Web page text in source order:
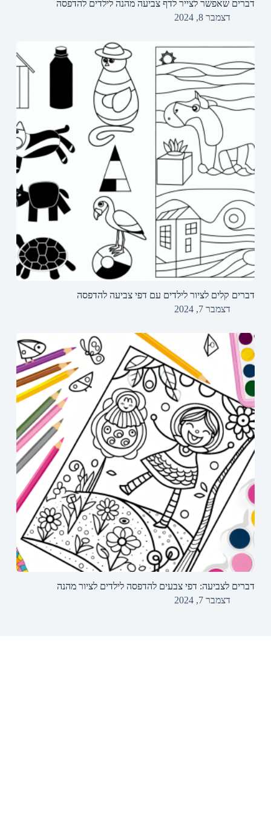
דברים שאפשר לצייר לדף צביעה מהנה לילדים להדפסה
דצמבר 8, 2024
דברים קלים לציור לילדים עם דפי צביעה להדפסה
דצמבר 7, 2024
דברים לצביעה: דפי צבעים להדפסה לילדים לציור מהנה
דצמבר 7, 2024